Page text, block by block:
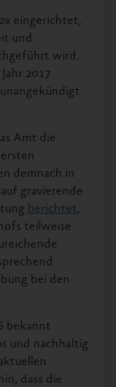
eingerichtet,
und
wird.
2017
Amt die
demnach in
gravierende
berichtet,
teilweise
bei den
bekannt
und nachhaltig
dass die